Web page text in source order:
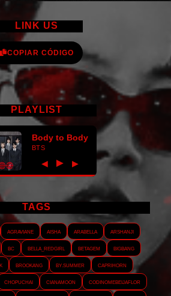
LINK US
COPIAR CÓDIGO
PLAYLIST
Body to Body
BTS
◀ ► ▶
TAGS
Agraviane Aisha Arabella
Arshanji
BC Bella_RedGirl Betagem
Bigbang
Brookang By.summer
Caprihorn
Chopuchai Cianamoon
Codinomebeijaflor